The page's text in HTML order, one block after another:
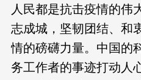
人民都是抗击疫情的伟
志成城，坚韧团结、和
情的磅礴力量。中国的
务工作者的事迹打动人